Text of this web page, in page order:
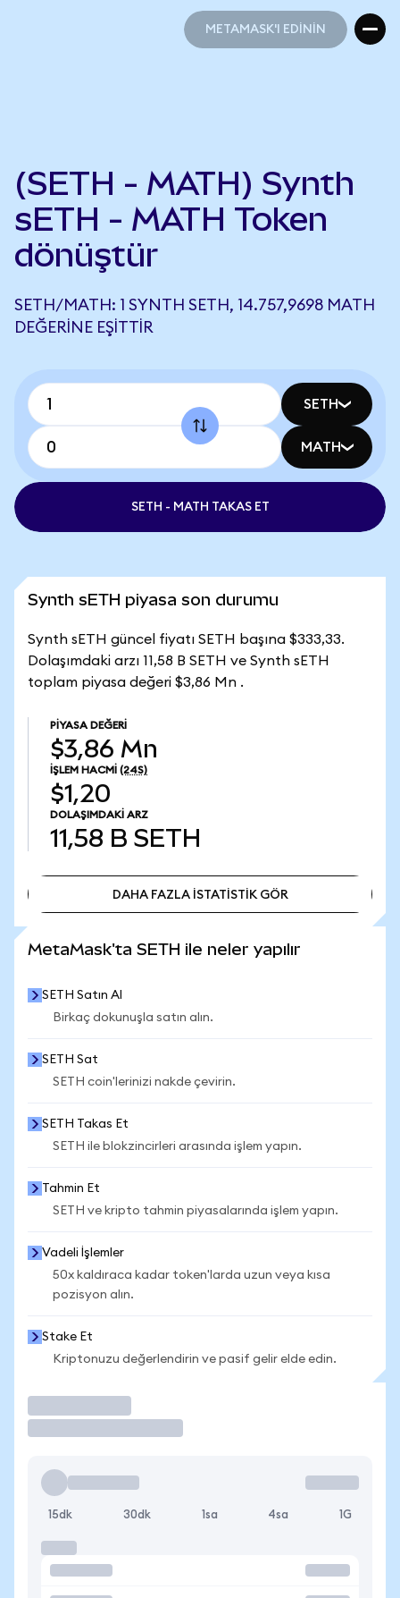
METAMASK'I EDİNİN
(SETH - MATH) Synth
sETH - MATH Token
dönüştür
SETH/MATH: 1 SYNTH SETH, 14.757,9698 MATH
DEĞERINE EŞITTIR
SETH
MATH
SETH - MATH TAKAS ET
Synth sETH piyasa son durumu
Synth sETH güncel fiyatı SETH başına $333,33.
Dolaşımdaki arzı 11,58 B SETH ve Synth sETH
toplam piyasa değeri $3,86 Mn .
PIYASA DEĞERI
$3,86 Mn
İŞLEM HACMI (24S)
$1,20
DOLAŞIMDAKI ARZ
11,58 B SETH
DAHA FAZLA İSTATİSTİK GÖR
MetaMask'ta SETH ile neler yapılır
SETH Satın Al
Birkaç dokunuşla satın alın.
SETH Sat
SETH coin'lerinizi nakde çevirin.
SETH Takas Et
SETH ile blokzincirleri arasında işlem yapın.
Tahmin Et
SETH ve kripto tahmin piyasalarında işlem yapın.
Vadeli İşlemler
50x kaldıraca kadar token'larda uzun veya kısa
pozisyon alın.
Stake Et
Kriptonuzu değerlendirin ve pasif gelir elde edin.
15dk 30dk 1sa 4sa 1G